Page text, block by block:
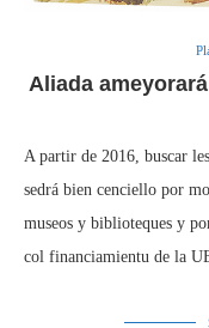
Aliada
A partir de 2016, buscar les
sedrá bien cenciello por
museos y biblioteques y
col financiamientu de la